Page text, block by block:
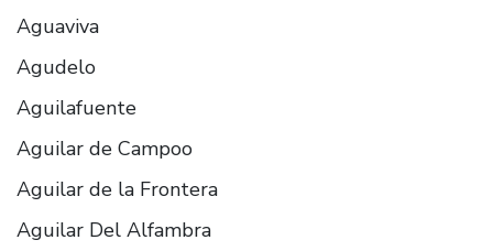
Aguaviva
Agudelo
Aguilafuente
Aguilar de Campoo
Aguilar de la Frontera
Aguilar Del Alfambra